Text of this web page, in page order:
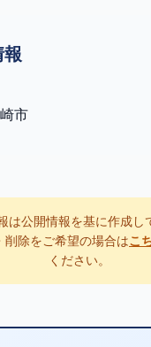
報
市
は公開情報を基に作成し
削除をご希望の場合はこ
ください。